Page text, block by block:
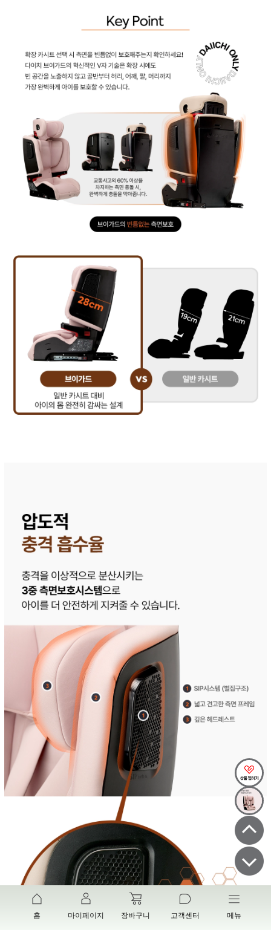
홈 마이페이지 장바구니 고객센터 메뉴